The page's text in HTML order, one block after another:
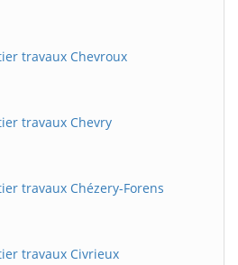
travaux Chevroux
travaux Chevry
travaux Chézery-Forens
travaux Civrieux